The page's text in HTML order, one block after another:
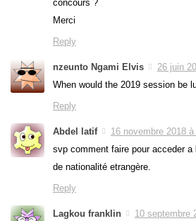
concours ?
Merci
Reply
nzeunto Ngami Elvis
26 juin
When would the 2019 session be
Reply
Abdel latif
16 novembre 2018
svp comment faire pour acceder a
de nationalité etrangère.
Reply
Lagkou franklin
10 septembre